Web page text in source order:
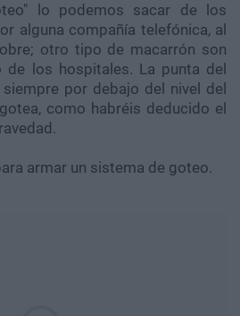
lo podemos sacar de los
alguna compañía telefónica, al
otro tipo de macarrón son
de los hospitales. La punta del
por debajo del nivel del
como habréis deducido el
armar un sistema de goteo.